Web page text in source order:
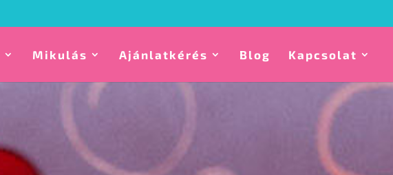
Mikulás Ajánlatkérés Blog Kapcsolat